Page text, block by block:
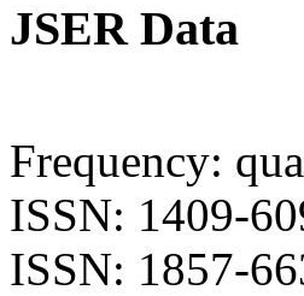
JSER Data
Frequency:
ISSN: 1409-
ISSN: 1857-